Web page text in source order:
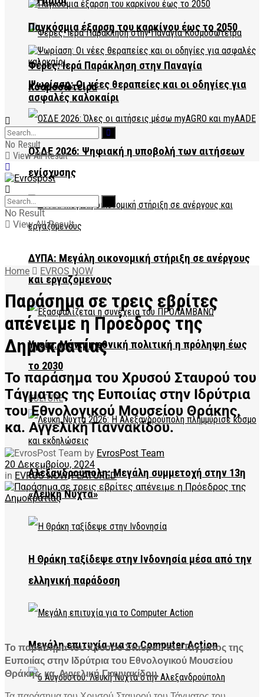
Φέρες: Ιερά Παράκληση στην Παναγία
Κοσμοσώτειρα
ΟΣΔΕ 2026: Ψηφιακή η υποβολή των αιτήσεων
ενίσχυσης
ΔΥΠΑ: Μεγάλη οικονομική στήριξη σε ανέργους
και εργαζόμενους
Υγεία: Μόνιμη εθνική πολιτική η πρόληψη έως
το 2030
CULTURE
Αλεξανδρούπολη: Μεγάλη συμμετοχή στην 13η
«Λευκή Νύχτα»
Η Θράκη ταξίδεψε στην Ινδονησία μέσα από την
ελληνική παράδοση
Μεγάλη επιτυχία για το Computer Action
Παγκόσμια έξαρση του καρκίνου έως το 2050
Ψωρίαση: Οι νέες θεραπείες και οι οδηγίες για
ασφαλές καλοκαίρι
No Result
View All Result
No Result
View All Result
Home EVROS NOW
Παράσημα σε τρεις εβρίτες
απένειμε η Πρόεδρος της
Δημοκρατίας
Το παράσημα του Χρυσού Σταυρού του
Τάγματος της Ευποιίας στην Ιδρύτρια
του Εθνολογικού Μουσείου Θράκης,
κα. Αγγελική Γιαννακίδου.
by EvrosPost Team
20 Δεκεμβρίου, 2024
in EVROS NOW,FEATURED
Το παράσημα του Χρυσού Σταυρού του Τάγματος της
Ευποιίας στην Ιδρύτρια του Εθνολογικού Μουσείου
Θράκης, κα. Αγγελική Γιαννακίδου.